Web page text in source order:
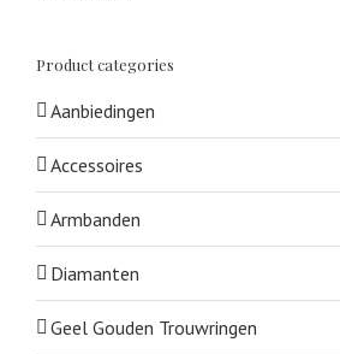
Product categories
Aanbiedingen
Accessoires
Armbanden
Diamanten
Geel Gouden Trouwringen